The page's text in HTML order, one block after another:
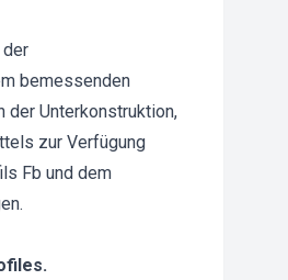
bemessenden
der Unterkonstruktion,
zur Verfügung
Fb und dem